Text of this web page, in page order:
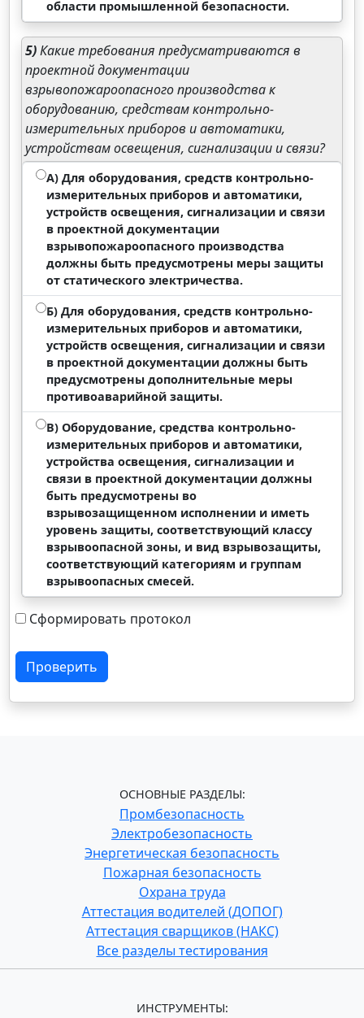
области промышленной безопасности.
5)Какие требования предусматриваются в
проектной документации
взрывопожароопасного производства к
оборудованию, средствам контрольно-
измерительных приборов и автоматики,
устройствам освещения, сигнализации и связи?
А) Для оборудования, средств контрольно-
измерительных приборов и автоматики,
устройств освещения, сигнализации и связи
в проектной документации
взрывопожароопасного производства
должны быть предусмотрены меры защиты
от статического электричества.
Б) Для оборудования, средств контрольно-
измерительных приборов и автоматики,
устройств освещения, сигнализации и связи
в проектной документации должны быть
предусмотрены дополнительные меры
противоаварийной защиты.
В) Оборудование, средства контрольно-
измерительных приборов и автоматики,
устройства освещения, сигнализации и
связи в проектной документации должны
быть предусмотрены во
взрывозащищенном исполнении и иметь
уровень защиты, соответствующий классу
взрывоопасной зоны, и вид взрывозащиты,
соответствующий категориям и группам
взрывоопасных смесей.
Сформировать протокол
Проверить
ОСНОВНЫЕ РАЗДЕЛЫ:
Промбезопасность
Электробезопасность
Энергетическая безопасность
Пожарная безопасность
Охрана труда
Аттестация водителей (ДОПОГ)
Аттестация сварщиков (НАКС)
Все разделы тестирования
ИНСТРУМЕНТЫ: